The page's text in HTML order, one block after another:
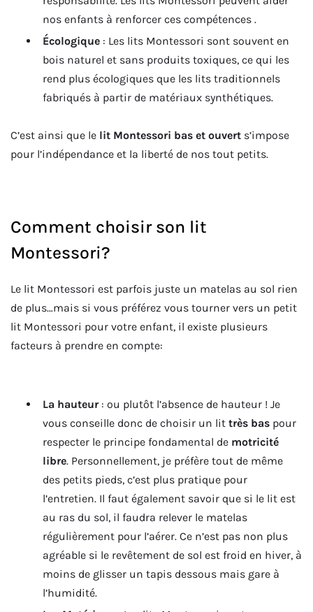
nos enfants à renforcer ces compétences .
Écologique : Les lits Montessori sont souvent en
bois naturel et sans produits toxiques, ce qui les
rend plus écologiques que les lits traditionnels
fabriqués à partir de matériaux synthétiques.
C’est ainsi que le lit Montessori bas et ouvert s’impose
pour l’indépendance et la liberté de nos tout petits.
Comment choisir son lit
Montessori?
Le lit Montessori est parfois juste un matelas au sol rien
de plus…mais si vous préférez vous tourner vers un petit
lit Montessori pour votre enfant, il existe plusieurs
facteurs à prendre en compte:
La hauteur: ou plutôt l’absence de hauteur ! Je
vous conseille donc de choisir un lit très bas pour
respecter le principe fondamental de motricité
libre. Personnellement, je préfère tout de même
des petits pieds, c’est plus pratique pour
l’entretien. Il faut également savoir que si le lit est
au ras du sol, il faudra relever le matelas
régulièrement pour l’aérer. Ce n’est pas non plus
agréable si le revêtement de sol est froid en hiver, à
moins de glisser un tapis dessous mais gare à
l’humidité.